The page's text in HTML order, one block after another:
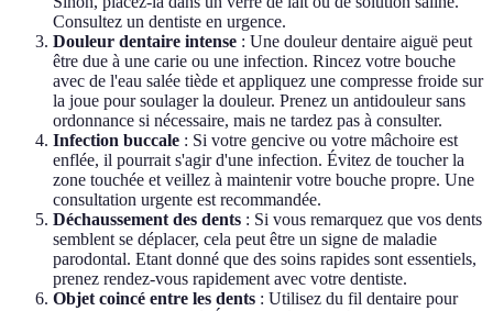
Consultez un dentiste en urgence.
Douleur dentaire intense : Une douleur dentaire aiguë peut
être due à une carie ou une infection. Rincez votre bouche
avec de l'eau salée tiède et appliquez une compresse froide sur
la joue pour soulager la douleur. Prenez un antidouleur sans
ordonnance si nécessaire, mais ne tardez pas à consulter.
Infection buccale : Si votre gencive ou votre mâchoire est
enflée, il pourrait s'agir d'une infection. Évitez de toucher la
zone touchée et veillez à maintenir votre bouche propre. Une
consultation urgente est recommandée.
Déchaussement des dents : Si vous remarquez que vos dents
semblent se déplacer, cela peut être un signe de maladie
parodontal. Etant donné que des soins rapides sont essentiels,
prenez rendez-vous rapidement avec votre dentiste.
Objet coincé entre les dents : Utilisez du fil dentaire pour